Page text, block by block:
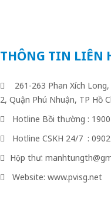
THÔNG TIN LIÊN
261-263 Phan Xích
2, Quận Phú Nhuận, TP Hồ
Hotline Bồi thường :
Hotline CSKH 24/7 :
Hộp thư:
Website: www.pvisg.net